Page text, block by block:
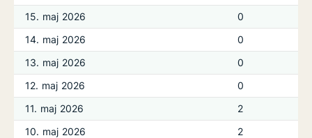
15. maj 2026
0
14. maj 2026
0
13. maj 2026
0
12. maj 2026
0
11. maj 2026
2
10. maj 2026
2